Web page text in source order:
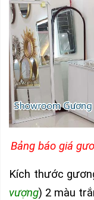
Bảng báo giá
Kích thước
vượng) 2 màu